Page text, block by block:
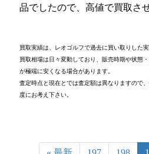
品でしたので、高値で買取さ
買取実績は、レオゴルフで過去に買い取りした
買取相場は日々変動しており、販売時期や状態
が極端に安くなる場合があります。
査定時点と現在とでは査定額は異なりますので
度にお考え下さい。